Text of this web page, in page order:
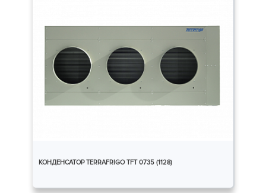
КОНДЕНСАТОР TERRAFRIGO TFT 0735 (1128)